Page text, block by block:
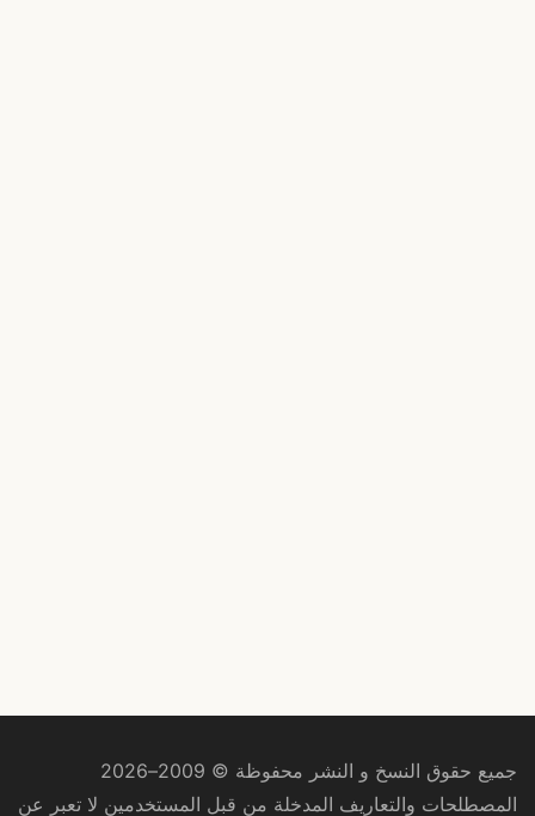
جميع حقوق النسخ و النشر محفوظة © 2009–2026
المصطلحات والتعاريف المدخلة من قبل المستخدمين لا تعبر عن